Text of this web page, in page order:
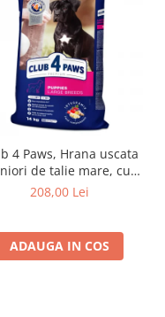
4 Paws, Hrana uscata
de talie mare, cu
pui, 14kg
208,00 Lei
ADAUGA IN COS